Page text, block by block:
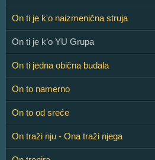
On ti je k'o naizmenična struja
On ti je k’o YU Grupa
On ti jedna obična budala
On to namerno
On to od sreće
On traži nju - Ona traži njega